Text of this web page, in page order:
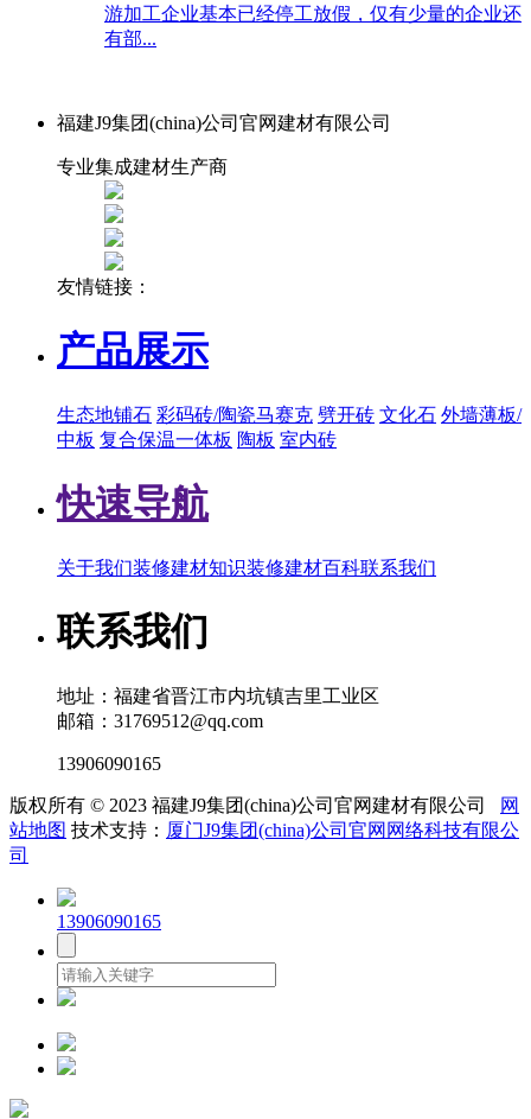
游加工企业基本已经停工放假，仅有少量的企业还
有部...
福建J9集团(china)公司官网建材有限公司
专业集成建材生产商
友情链接：
产品展示
生态地铺石 彩码砖/陶瓷马赛克 劈开砖 文化石 外墙薄板/
中板 复合保温一体板 陶板 室内砖
快速导航
关于我们装修建材知识装修建材百科联系我们
联系我们
地址：福建省晋江市内坑镇吉里工业区
邮箱：31769512@qq.com
13906090165
版权所有 © 2023 福建J9集团(china)公司官网建材有限公司
网
站地图 技术支持： 厦门J9集团(china)公司官网网络科技有限公
司
13906090165